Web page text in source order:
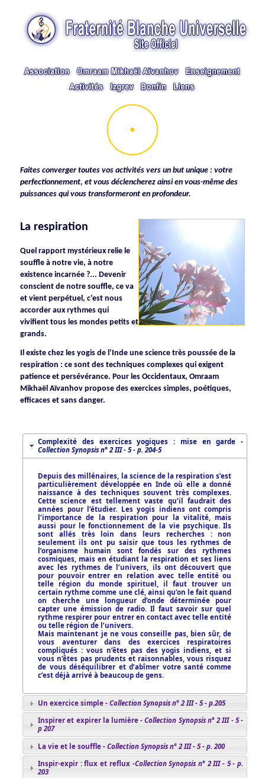
Faites converger toutes vos activités vers un but unique : votre
perfectionnement, et vous déclencherez ainsi en vous-même des
puissances qui vous transformeront en profondeur.
La respiration
Quel rapport mystérieux relie le
souffle à notre vie, à notre
existence incarnée ?... Devenir
conscient de notre souffle, ce va
et vient perpétuel, c’est nous
accorder aux rythmes qui
vivifient tous les mondes petits et
grands.
Il existe chez les yogis de l’Inde une science très poussée de la
respiration : ce sont des techniques complexes qui exigent
patience et persévérance. Pour les Occidentaux, Omraam
Mikhaël Aïvanhov propose des exercices simples, poétiques,
efficaces et sans danger.
Complexité des exercices yogiques : mise en garde -
Collection Synopsis n° 2 III - 5 - p. 204-5
Depuis des millénaires, la science de la respiration s’est
particulièrement développée en Inde où elle a donné
naissance à des techniques souvent très complexes.
Cette science est tellement vaste qu’il faudrait des
années pour l’étudier. Les yogis indiens ont compris
l’importance de la respiration pour la vitalité, mais
aussi pour le fonctionnement de la vie psychique. Ils
sont allés très loin dans leurs recherches : non
seulement ils ont pu saisir que tous les rythmes de
l’organisme humain sont fondés sur des rythmes
cosmiques, mais en étudiant la respiration et ses liens
avec les rythmes de l’univers, ils ont découvert que
pour pouvoir entrer en relation avec telle entité ou
telle région du monde spirituel, il faut trouver un
certain rythme comme une clé, ainsi qu’on le fait quand
on cherche une longueur d’onde déterminée pour
capter une émission de radio. Il faut savoir sur quel
rythme respirer pour entrer en contact avec telle entité
ou telle région de l’univers.
Mais maintenant je ne vous conseille pas, bien sûr, de
vous aventurer dans des exercices respiratoires
compliqués : vous n’êtes pas des yogis indiens, et si
vous n’êtes pas prudents et raisonnables, vous risquez
de vous déséquilibrer et d’abîmer votre santé comme
c’est déjà arrivé à beaucoup de gens.
Un exercice simple -Collection Synopsis n° 2 III - 5 - p.205
Inspirer et expirer la lumière -Collection Synopsisn° 2 III - 5 -
p 207
La vie et le souffle - Collection Synopsis n° 2 III - 5 - p. 200
Inspir-expir : flux et reflux -Collection Synopsis n° 2 III - 5 - p.
203